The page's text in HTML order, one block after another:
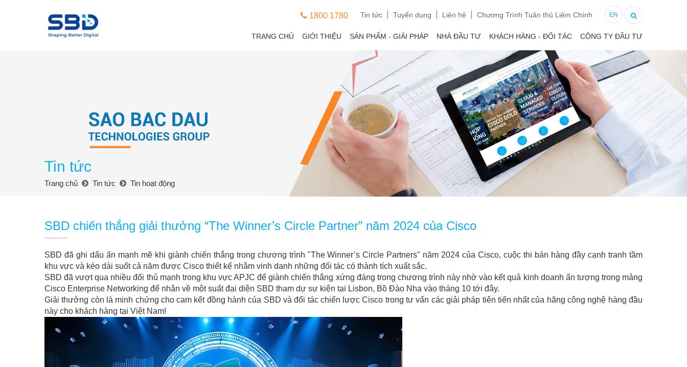
1800 1780 Tin tức Tuyển dụng Liên hệ Chương Trình Tuân thủ Liêm Chính EN
TRANG CHỦ GIỚI THIỆU SẢN PHẨM - GIẢI PHÁP NHÀ ĐẦU TƯ KHÁCH HÀNG - ĐỐI TÁC CÔNG TY ĐẦU TƯ
Tin tức
Trang chủ Tin tức Tin hoạt động
SBD chiến thắng giải thưởng “The Winner’s Circle Partner” năm 2024 của Cisco
SBD đã ghi dấu ấn mạnh mẽ khi giành chiến thắng trong chương trình "The Winner’s Circle Partners" năm 2024 của Cisco, cuộc thi bán hàng đầy cạnh tranh tầm
khu vực và kéo dài suốt cả năm được Cisco thiết kế nhằm vinh danh những đối tác có thành tích xuất sắc.
SBD đã vượt qua nhiều đối thủ mạnh trong khu vực APJC để giành chiến thắng xứng đáng trong chương trình này nhờ vào kết quả kinh doanh ấn tượng trong mảng
Cisco Enterprise Networking để nhận về một suất đại diện SBD tham dự sự kiện tại Lisbon, Bồ Đào Nha vào tháng 10 tới đây.
Giải thưởng còn là minh chứng cho cam kết đồng hành của SBD và đối tác chiến lược Cisco trong tư vấn các giải pháp tiên tiến nhất của hãng công nghệ hàng đầu
này cho khách hàng tại Việt Nam!